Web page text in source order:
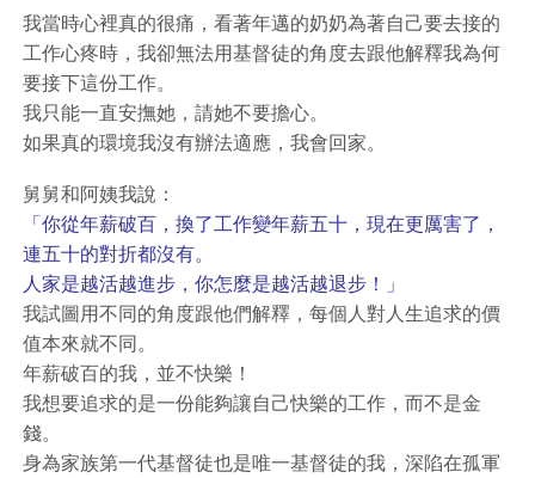
我當時心裡真的很痛，看著年邁的奶奶為著自己要去接的
工作心疼時，我卻無法用基督徒的角度去跟他解釋我為何
要接下這份工作。
我只能一直安撫她，請她不要擔心。
如果真的環境我沒有辦法適應，我會回家。
舅舅和阿姨我說：
「你從年薪破百，換了工作變年薪五十，現在更厲害了，
連五十的對折都沒有。
人家是越活越進步，你怎麼是越活越退步！」
我試圖用不同的角度跟他們解釋，每個人對人生追求的價
值本來就不同。
年薪破百的我，並不快樂！
我想要追求的是一份能夠讓自己快樂的工作，而不是金
錢。
身為家族第一代基督徒也是唯一基督徒的我，深陷在孤軍